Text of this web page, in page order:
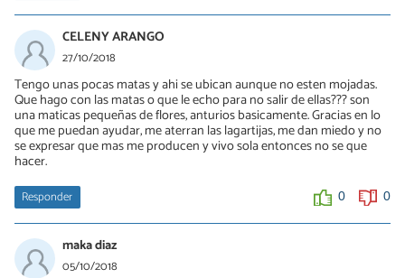
CELENY ARANGO
27/10/2018
Tengo unas pocas matas y ahi se ubican aunque no esten mojadas.
Que hago con las matas o que le echo para no salir de ellas??? son
una maticas pequeñas de flores, anturios basicamente. Gracias en lo
que me puedan ayudar, me aterran las lagartijas, me dan miedo y no
se expresar que mas me producen y vivo sola entonces no se que
hacer.
Responder 0 0
maka diaz
05/10/2018